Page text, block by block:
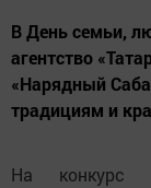
В День семьи,
агентство
«Нарядный
традициям и
На конкурс